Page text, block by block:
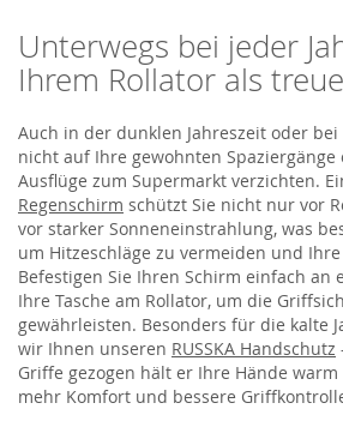
Unterwegs bei jeder
Ihrem Rollator als
Auch in der dunklen Jahreszeit oder bei
nicht auf Ihre gewohnten
Ausflüge zum Supermarkt verzichten.
Regenschirm schützt Sie nicht nur vor
vor starker Sonneneinstrahlung, was
um Hitzeschläge zu vermeiden und
Befestigen Sie Ihren Schirm einfach an
Ihre Tasche am Rollator, um die
gewährleisten. Besonders für die kalte
wir Ihnen unseren RUSSKA Handschutz
Griffe gezogen hält er Ihre Hände
mehr Komfort und bessere